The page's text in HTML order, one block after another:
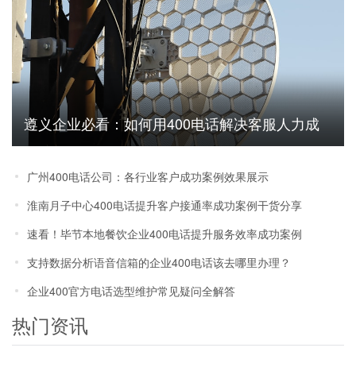
遵义企业必看：如何用400电话解决客服人力成
本高问题
广州400电话公司：各行业客户成功案例效果展示
淮南月子中心400电话提升客户接通率成功案例干货分享
速看！毕节本地餐饮企业400电话提升服务效率成功案例
支持数据分析语音信箱的企业400电话该去哪里办理？
企业400官方电话选型维护常见疑问全解答
热门资讯